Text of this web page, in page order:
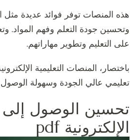
هذه المنصات توفر فوائد عديدة مثل
وتحسين جودة التعلم وفهم المواد.
على التعليم وتطوير مهاراتهم.
تعليمي عالي الجودة وسهولة الوصول
تحسين الوصول إلى
الإلكترونية pdf